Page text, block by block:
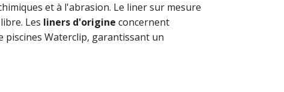
et à l'abrasion. Le liner sur mesure
Les liners d'origine concernent
piscines Waterclip, garantissant un